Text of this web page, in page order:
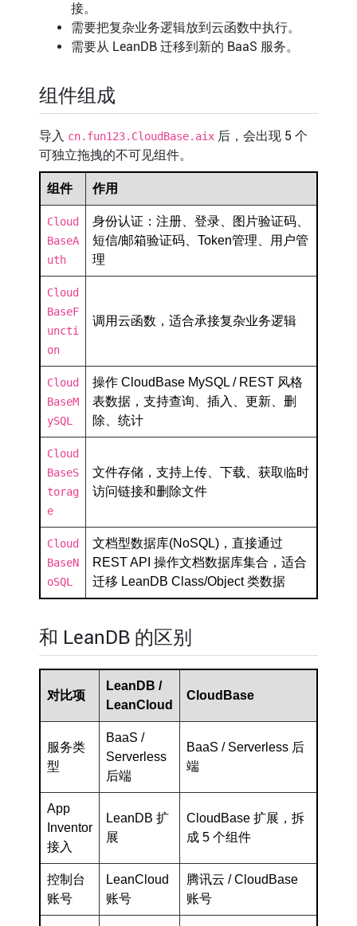
接。
需要把复杂业务逻辑放到云函数中执行。
需要从 LeanDB 迁移到新的 BaaS 服务。
组件组成
导入 cn.fun123.CloudBase.aix后，会出现 5 个
可独立拖拽的不可见组件。
组件 作用
Cloud
BaseA
uth
身份认证：注册、登录、图片验证码、
短信/邮箱验证码、Token管理、用户管
理
Cloud
BaseF
uncti
on
调用云函数，适合承接复杂业务逻辑
Cloud
BaseM
ySQL
操作 CloudBase MySQL / REST 风格
表数据，支持查询、插入、更新、删
除、统计
Cloud
BaseS
torag
e
文件存储，支持上传、下载、获取临时
访问链接和删除文件
Cloud
BaseN
oSQL
文档型数据库(NoSQL)，直接通过
REST API 操作文档数据库集合，适合
迁移 LeanDB Class/Object 类数据
和 LeanDB 的区别
对比项
LeanDB /
LeanCloud
CloudBase
服务类
型
BaaS /
Serverless
后端
BaaS / Serverless 后
端
App
Inventor
接入
LeanDB 扩
展
CloudBase 扩展，拆
成 5 个组件
控制台
账号
LeanCloud
账号
腾讯云 / CloudBase
账号